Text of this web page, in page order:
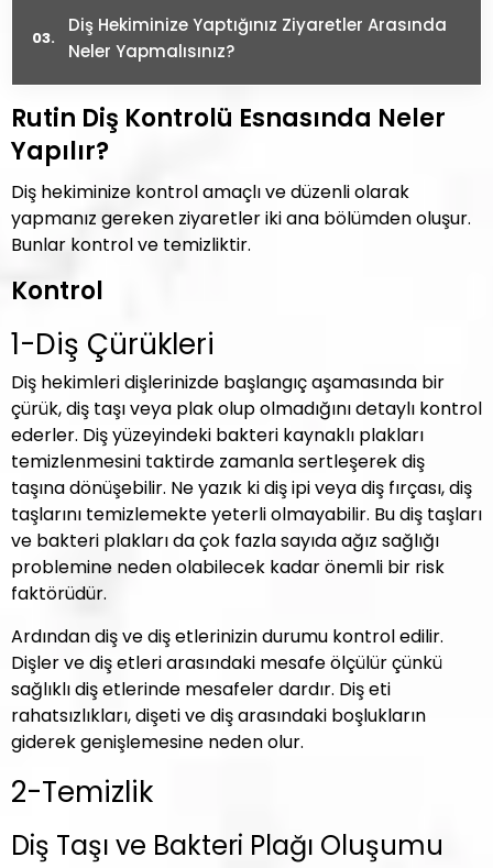
Diş Hekiminize Yaptığınız Ziyaretler Arasında
Neler Yapmalısınız?
Rutin Diş Kontrolü Esnasında Neler
Yapılır?
Diş hekiminize kontrol amaçlı ve düzenli olarak
yapmanız gereken ziyaretler iki ana bölümden oluşur.
Bunlar kontrol ve temizliktir.
Kontrol
1-Diş Çürükleri
Diş hekimleri dişlerinizde başlangıç aşamasında bir
çürük, diş taşı veya plak olup olmadığını detaylı kontrol
ederler. Diş yüzeyindeki bakteri kaynaklı plakları
temizlenmesini taktirde zamanla sertleşerek diş
taşına dönüşebilir. Ne yazık ki diş ipi veya diş fırçası, diş
taşlarını temizlemekte yeterli olmayabilir. Bu diş taşları
ve bakteri plakları da çok fazla sayıda ağız sağlığı
problemine neden olabilecek kadar önemli bir risk
faktörüdür.
Ardından diş ve diş etlerinizin durumu kontrol edilir.
Dişler ve diş etleri arasındaki mesafe ölçülür çünkü
sağlıklı diş etlerinde mesafeler dardır. Diş eti
rahatsızlıkları, dişeti ve diş arasındaki boşlukların
giderek genişlemesine neden olur.
2-Temizlik
Diş Taşı ve Bakteri Plağı Oluşumu